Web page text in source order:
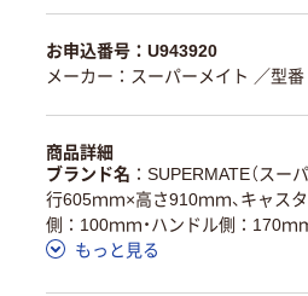
お申込番号：U943920
メーカー：スーパーメイト ／型
商品詳細
ブランド名
SUPERMATE（スー
行605ｍｍ×高さ910ｍｍ、キャス
側：100ｍｍ・ハンドル側：170ｍ
もっと見る